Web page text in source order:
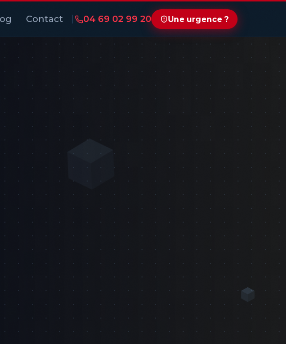
Contact 04 69 02 99 20 Une urgence ?